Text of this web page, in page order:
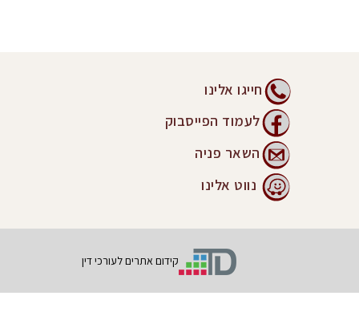
חייגו אלינו
לעמוד הפייסבוק
השאר פניה
נווט אלינו
קידום אתרים לעורכי דין